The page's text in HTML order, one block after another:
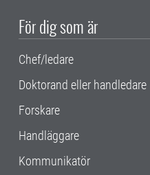
För dig som är
Chef/ledare
Doktorand eller handledare
Forskare
Handläggare
Kommunikatör